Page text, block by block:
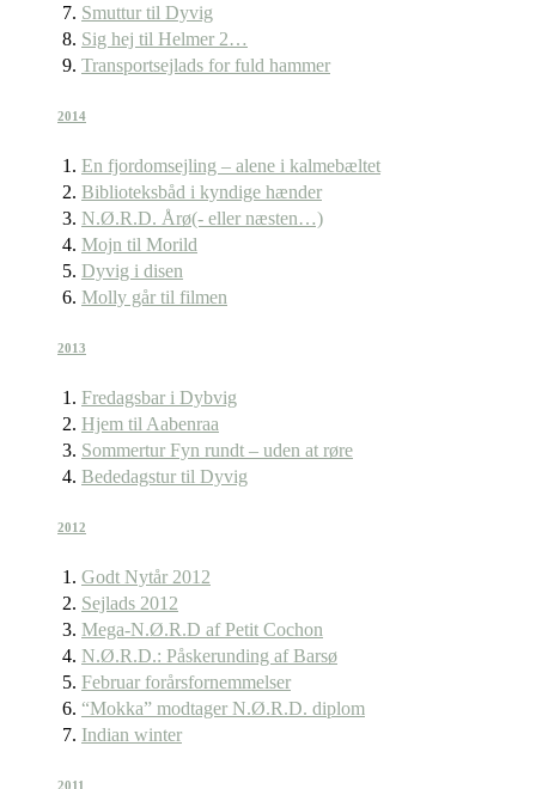
Smuttur til Dyvig
Sig hej til Helmer 2…
Transportsejlads for fuld hammer
2014
En fjordomsejling – alene i kalmebæltet
Biblioteksbåd i kyndige hænder
N.Ø.R.D. Årø(- eller næsten…)
Mojn til Morild
Dyvig i disen
Molly går til filmen
2013
Fredagsbar i Dybvig
Hjem til Aabenraa
Sommertur Fyn rundt – uden at røre
Bededagstur til Dyvig
2012
Godt Nytår 2012
Sejlads 2012
Mega-N.Ø.R.D af Petit Cochon
N.Ø.R.D.: Påskerunding af Barsø
Februar forårsfornemmelser
“Mokka” modtager N.Ø.R.D. diplom
Indian winter
2011